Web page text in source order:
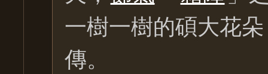
一樹一樹的碩大花
傳。